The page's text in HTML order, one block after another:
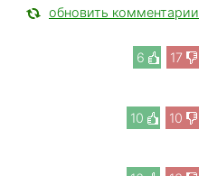
обновить комментарии
6 17
10
10